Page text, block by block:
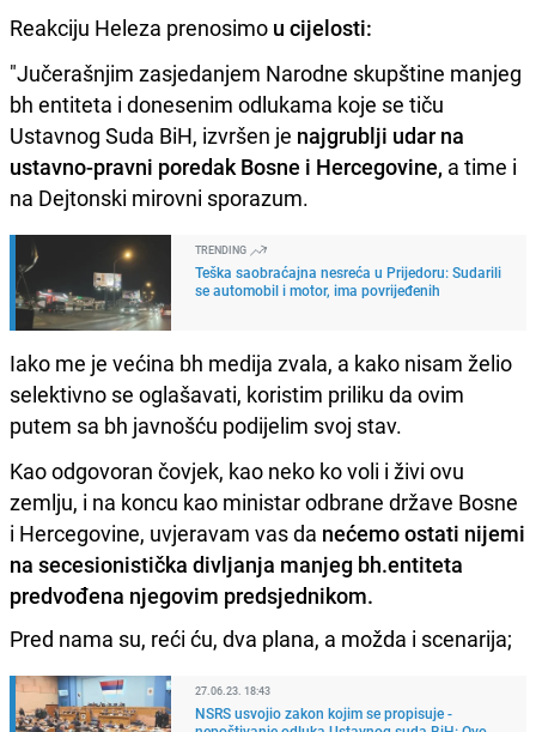
Reakciju Heleza prenosimo u cijelosti:
"Jučerašnjim zasjedanjem Narodne skupštine manjeg
bh entiteta i donesenim odlukama koje se tiču
Ustavnog Suda BiH, izvršen je najgrublji udar na
ustavno-pravni poredak Bosne i Hercegovine, a time i
na Dejtonski mirovni sporazum.
TRENDING
Teška saobraćajna nesreća u Prijedoru: Sudarili
se automobil i motor, ima povrijeđenih
Iako me je većina bh medija zvala, a kako nisam želio
selektivno se oglašavati, koristim priliku da ovim
putem sa bh javnošću podijelim svoj stav.
Kao odgovoran čovjek, kao neko ko voli i živi ovu
zemlju, i na koncu kao ministar odbrane države Bosne
i Hercegovine, uvjeravam vas da nećemo ostati nijemi
na secesionistička divljanja manjeg bh.entiteta
predvođena njegovim predsjednikom.
Pred nama su, reći ću, dva plana, a možda i scenarija;
27.06.23. 18:43
NSRS usvojio zakon kojim se propisuje -